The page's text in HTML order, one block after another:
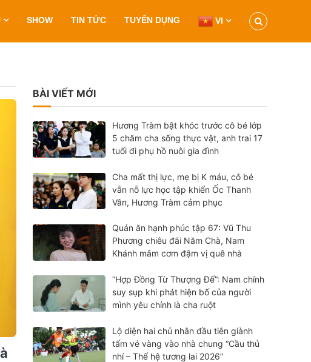
SHOW TIN TỨC TUYỂN DỤNG VI
BÀI VIẾT MỚI
Hương Tràm bật khóc trước cô bé lớp
5 chăm cha sống thực vật, anh trai 17
tuổi đi phụ hồ nuôi gia đình
Cha mất thị lực, mẹ bị K máu, cô bé
vẫn nỗ lực học tập khiến Ốc Thanh
Vân, Hương Tràm cảm phục
Quán ăn hạnh phúc tập 67: Vũ Thu
Phương chiêu đãi Năm Chà, Nam
Khánh mâm cơm đậm vị quê nhà
“Hợp Đồng Từ Thượng Đế”: Nam chính
suy sụp khi phát hiện bố của người
mình yêu chính là cha ruột
Lộ diện hai chủ nhân đầu tiên giành
tấm vé vàng vào nhà chung “Cầu thủ
nhí – Thế hệ tương lai 2026”